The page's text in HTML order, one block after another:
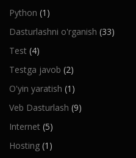
Python (1)
Dasturlashni o'rganish (33)
Test (4)
Testga javob (2)
O'yin yaratish (1)
Veb Dasturlash (9)
Internet (5)
Hosting (1)